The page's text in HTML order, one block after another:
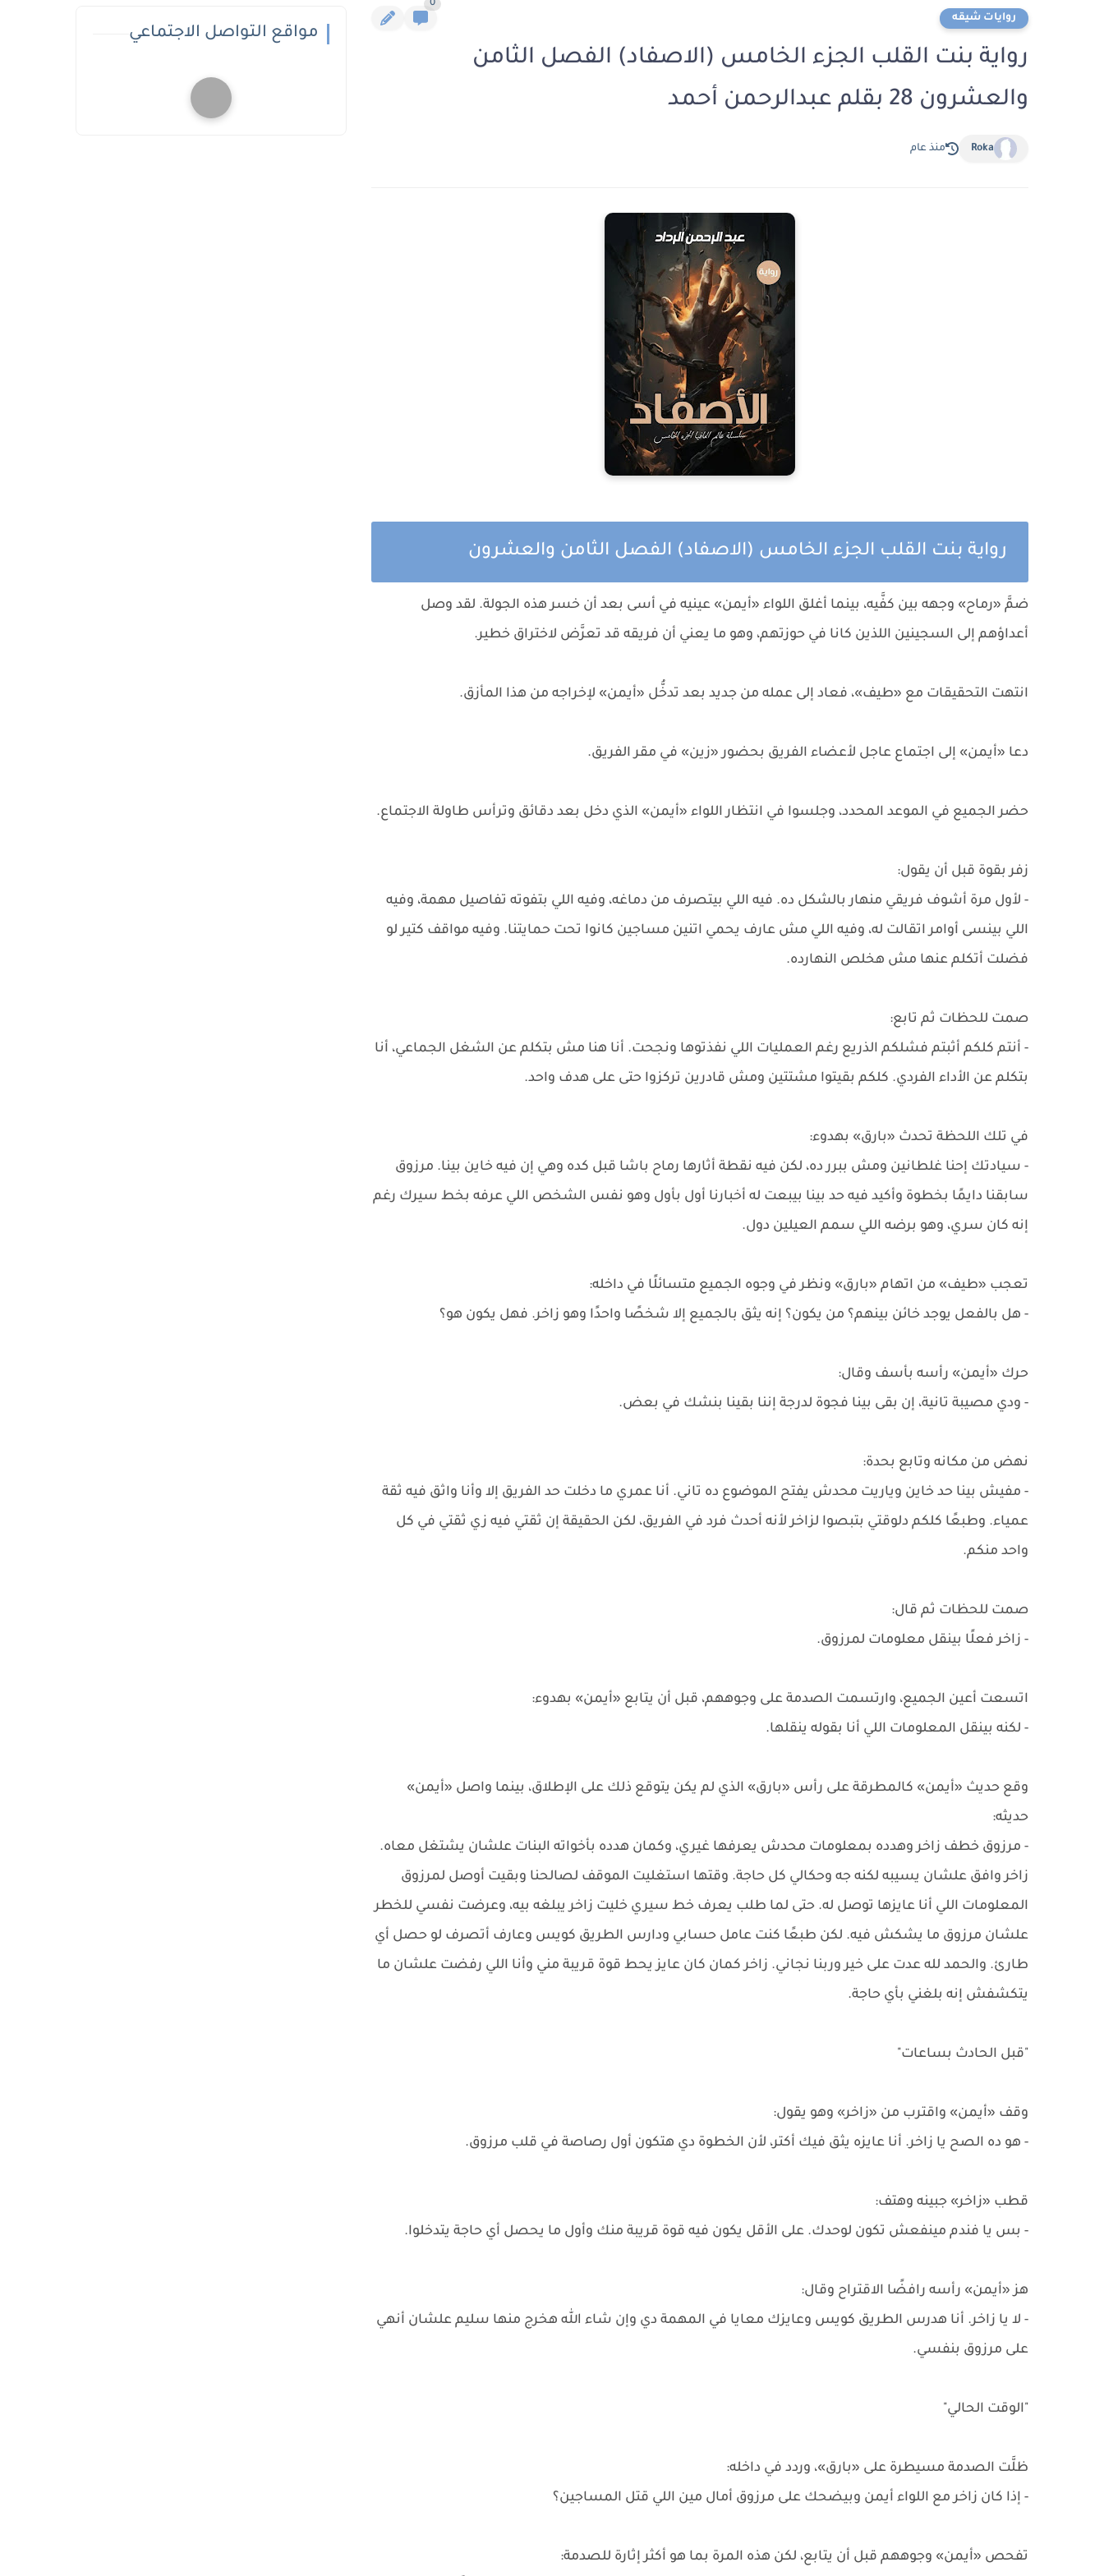
روايات شيقه
0
رواية بنت القلب الجزء الخامس (الاصفاد) الفصل الثامن
والعشرون 28 بقلم عبدالرحمن أحمد
Roka منذ عام
رواية بنت القلب الجزء الخامس (الاصفاد) الفصل الثامن والعشرون
ضمَّ «رماح» وجهه بين كفَّيه، بينما أغلق اللواء «أيمن» عينيه في أسى بعد أن خسر هذه الجولة. لقد وصل
أعداؤهم إلى السجينين اللذين كانا في حوزتهم، وهو ما يعني أن فريقه قد تعرَّض لاختراق خطير.
انتهت التحقيقات مع «طيف»، فعاد إلى عمله من جديد بعد تدخُّل «أيمن» لإخراجه من هذا المأزق.
دعا «أيمن» إلى اجتماع عاجل لأعضاء الفريق بحضور «زين» في مقر الفريق.
حضر الجميع في الموعد المحدد، وجلسوا في انتظار اللواء «أيمن» الذي دخل بعد دقائق وترأس طاولة الاجتماع.
زفر بقوة قبل أن يقول:
- لأول مرة أشوف فريقي منهار بالشكل ده. فيه اللي بيتصرف من دماغه، وفيه اللي بتفوته تفاصيل مهمة، وفيه
اللي بينسى أوامر اتقالت له، وفيه اللي مش عارف يحمي اتنين مساجين كانوا تحت حمايتنا. وفيه مواقف كتير لو
فضلت أتكلم عنها مش هخلص النهارده.
صمت للحظات ثم تابع:
- أنتم كلكم أثبتم فشلكم الذريع رغم العمليات اللي نفذتوها ونجحت. أنا هنا مش بتكلم عن الشغل الجماعي، أنا
بتكلم عن الأداء الفردي. كلكم بقيتوا مشتتين ومش قادرين تركزوا حتى على هدف واحد.
في تلك اللحظة تحدث «بارق» بهدوء:
- سيادتك إحنا غلطانين ومش ببرر ده، لكن فيه نقطة أثارها رماح باشا قبل كده وهي إن فيه خاين بينا. مرزوق
سابقنا دايمًا بخطوة وأكيد فيه حد بينا بيبعت له أخبارنا أول بأول وهو نفس الشخص اللي عرفه بخط سيرك رغم
إنه كان سري، وهو برضه اللي سمم العيلين دول.
تعجب «طيف» من اتهام «بارق» ونظر في وجوه الجميع متسائلًا في داخله:
- هل بالفعل يوجد خائن بينهم؟ من يكون؟ إنه يثق بالجميع إلا شخصًا واحدًا وهو زاخر. فهل يكون هو؟
حرك «أيمن» رأسه بأسف وقال:
- ودي مصيبة تانية، إن بقى بينا فجوة لدرجة إننا بقينا بنشك في بعض.
نهض من مكانه وتابع بحدة:
- مفيش بينا حد خاين وياريت محدش يفتح الموضوع ده تاني. أنا عمري ما دخلت حد الفريق إلا وأنا واثق فيه ثقة
عمياء. وطبعًا كلكم دلوقتي بتبصوا لزاخر لأنه أحدث فرد في الفريق، لكن الحقيقة إن ثقتي فيه زي ثقتي في كل
واحد منكم.
صمت للحظات ثم قال:
- زاخر فعلًا بينقل معلومات لمرزوق.
اتسعت أعين الجميع، وارتسمت الصدمة على وجوههم، قبل أن يتابع «أيمن» بهدوء:
- لكنه بينقل المعلومات اللي أنا بقوله ينقلها.
وقع حديث «أيمن» كالمطرقة على رأس «بارق» الذي لم يكن يتوقع ذلك على الإطلاق، بينما واصل «أيمن»
حديثه:
- مرزوق خطف زاخر وهدده بمعلومات محدش يعرفها غيري، وكمان هدده بأخواته البنات علشان يشتغل معاه.
زاخر وافق علشان يسيبه لكنه جه وحكالي كل حاجة. وقتها استغليت الموقف لصالحنا وبقيت أوصل لمرزوق
المعلومات اللي أنا عايزها توصل له. حتى لما طلب يعرف خط سيري خليت زاخر يبلغه بيه، وعرضت نفسي للخطر
علشان مرزوق ما يشكش فيه. لكن طبعًا كنت عامل حسابي ودارس الطريق كويس وعارف أتصرف لو حصل أي
طارئ. والحمد لله عدت على خير وربنا نجاني. زاخر كمان كان عايز يحط قوة قريبة مني وأنا اللي رفضت علشان ما
يتكشفش إنه بلغني بأي حاجة.
"قبل الحادث بساعات"
وقف «أيمن» واقترب من «زاخر» وهو يقول:
- هو ده الصح يا زاخر. أنا عايزه يثق فيك أكتر، لأن الخطوة دي هتكون أول رصاصة في قلب مرزوق.
قطب «زاخر» جبينه وهتف:
- بس يا فندم مينفعش تكون لوحدك. على الأقل يكون فيه قوة قريبة منك وأول ما يحصل أي حاجة يتدخلوا.
هز «أيمن» رأسه رافضًا الاقتراح وقال:
- لا يا زاخر. أنا هدرس الطريق كويس وعايزك معايا في المهمة دي وإن شاء الله هخرج منها سليم علشان أنهي
على مرزوق بنفسي.
"الوقت الحالي"
ظلَّت الصدمة مسيطرة على «بارق»، وردد في داخله:
- إذا كان زاخر مع اللواء أيمن وبيضحك على مرزوق أمال مين اللي قتل المساجين؟
تفحص «أيمن» وجوههم قبل أن يتابع، لكن هذه المرة بما هو أكثر إثارة للصدمة:
مواقع التواصل الاجتماعي